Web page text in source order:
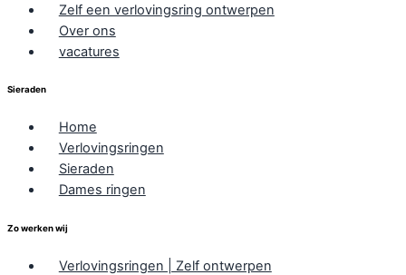
Zelf een verlovingsring ontwerpen
Over ons
vacatures
Sieraden
Home
Verlovingsringen
Sieraden
Dames ringen
Zo werken wij
Verlovingsringen | Zelf ontwerpen